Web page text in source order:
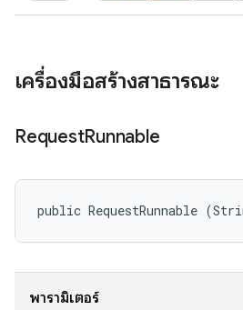
เครื่องมือสร้างสาธารณะ
RequestRunnable
public RequestRunnable
พารามิเตอร์